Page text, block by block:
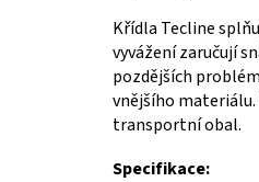
Křídla Tecline
vyvážení zaručují
pozdějších
vnějšího materiálu.
transportní obal.
Specifikace: